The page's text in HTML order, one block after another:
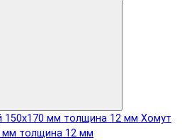
Хомут
мм толщина 12 мм